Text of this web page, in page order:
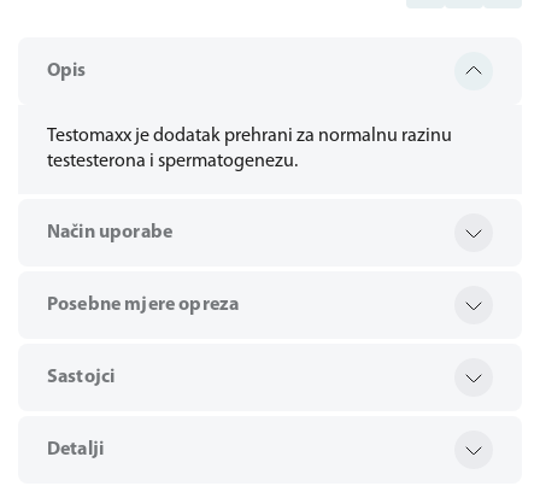
Opis
Testomaxx je dodatak prehrani za normalnu razinu
testesterona i spermatogenezu.
Način uporabe
Posebne mjere opreza
Sastojci
Detalji